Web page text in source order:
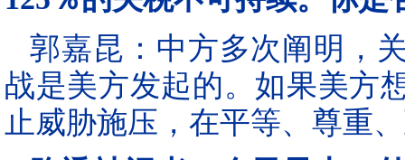
郭嘉昆：中方多次阐明，
战是美方发起的。如果美方
止威胁施压，在平等、尊重